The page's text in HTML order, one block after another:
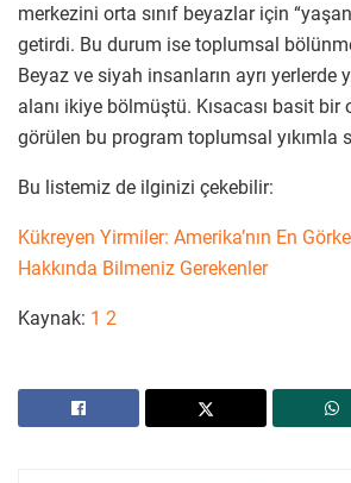
merkezini orta sınıf beyazlar için
getirdi. Bu durum ise toplumsal
Beyaz ve siyah insanların ayrı yerlerde
alanı ikiye bölmüştü. Kısacası basit
görülen bu program toplumsal yıkımla
Bu listemiz de ilginizi çekebilir:
Kükreyen Yirmiler: Amerika’nın En
Hakkında Bilmeniz Gerekenler
Kaynak: 1 2